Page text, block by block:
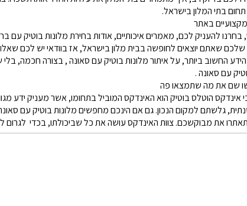
בתי המלון בישראל.
באתר
להעניק לכם, מאמרים איכותיים, אודות בחירת מלונות בוטיק עם
שאתם יוצאים לחופשה בבית מלון בישראל, אז בוודאי יש לכם
החשוב ביותר, על איתור מלונות בוטיק עם סאונה , בצורה חכמה,
עם סאונה .
שם את מה שתמצאו פה
אינדקס הוטלס בוטיק הוא האינדקס המוביל בתחומו, אשר מעניק ידע
גלשתם למקום הנכון. גם אם הינכם מחפשים מלונות בוטיק עם
את מבוקשכם. צוות האינדקס עושה את כל שביכולתו, בכדי לגרום